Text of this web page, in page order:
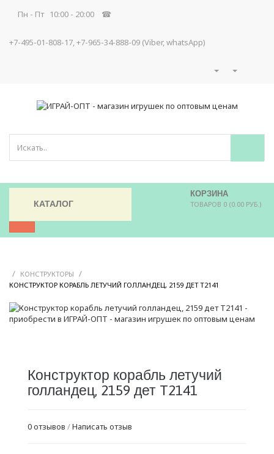
Пн - Пт 10:00 - 20:00 ☎
+7-495-01-808-17, +7-965-34-888-09 (Viber, whatsApp)
КОРЗИНА
ТОВАРОВ 0 (0.00 РУБ.)
КАТАЛОГ
/ КОНСТРУКТОРЫ /
КОНСТРУКТОР КОРАБЛЬ ЛЕТУЧИЙ ГОЛЛАНДЕЦ, 2159 ДЕТ T2141
Конструктор корабль летучий
голландец, 2159 дет T2141
0 отзывов /Написать отзыв